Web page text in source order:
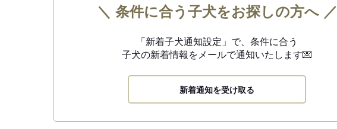
＼ 条件に合う子犬をお探しの方へ ／
「新着子犬通知設定」で、 条件に合う
子犬の新着情報をメールで通知いたします💌
新着通知を受け取る